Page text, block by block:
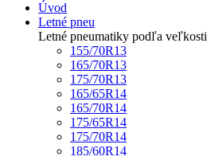
Úvod
Letné pneu
Letné pneumatiky podľa veľkosti
155/70R13
165/70R13
175/70R13
165/65R14
165/70R14
175/65R14
175/70R14
185/60R14